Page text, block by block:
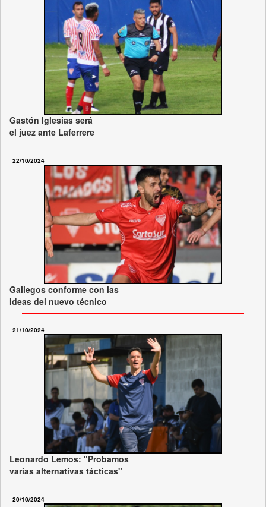
Gastón Iglesias será
el juez ante Laferrere
22/10/2024
Gallegos conforme con las
ideas del nuevo técnico
21/10/2024
Leonardo Lemos: "Probamos
varias alternativas tácticas"
20/10/2024